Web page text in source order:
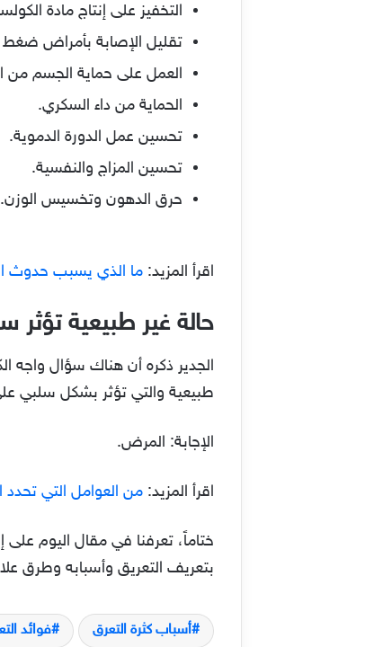
التخفيز على إنتاج مادة
تقليل الإصابة بأمراض ضغط
العمل على حماية الجسم من
الحماية من داء السكري.
تحسين عمل الدورة الدموية.
تحسين المزاج والنفسية.
حرق الدهون وتخسيس الوزن.
اقرأ المزيد: ما الذي يسبب حدوث
حالة غير طبيعية
الجدير ذكره أن هناك سؤال واجه
طبيعية والتي تؤثر بشكل سلبي
الإجابة: المرض.
اقرأ المزيد: من العوامل التي تحدد
ختاماً، تعرفنا في مقال اليوم
بتعريف التعريق وأسبابه وطرق
أسباب كثرة التعرق فوائد